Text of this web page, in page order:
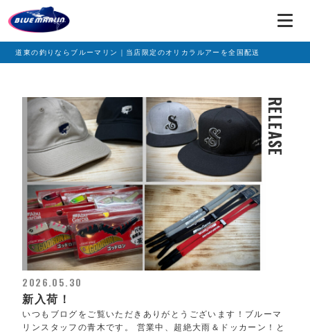
道東の釣りならブルーマリン｜当店限定のオリカラルアーを全国配送
RELEASE
2026.05.30
新入荷！
いつもブログをご覧いただきありがとうございます！ブルーマ
リンスタッフの青木です。 営業中、超絶大雨＆ドッカーン！と